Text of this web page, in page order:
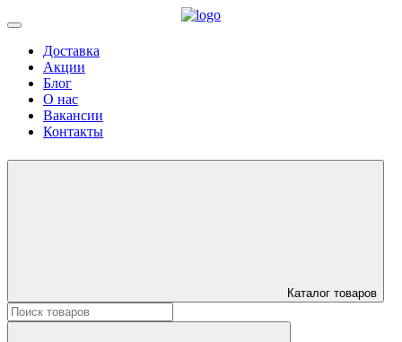
Доставка
Акции
Блог
О нас
Вакансии
Контакты
Каталог товаров
Искать: